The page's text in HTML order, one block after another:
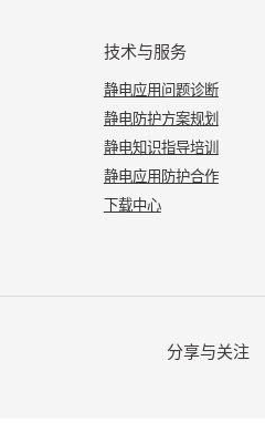
技术与服务
静电应用问题诊断
静电防护方案规划
静电知识指导培训
静电应用防护合作
下载中心
分享与关注